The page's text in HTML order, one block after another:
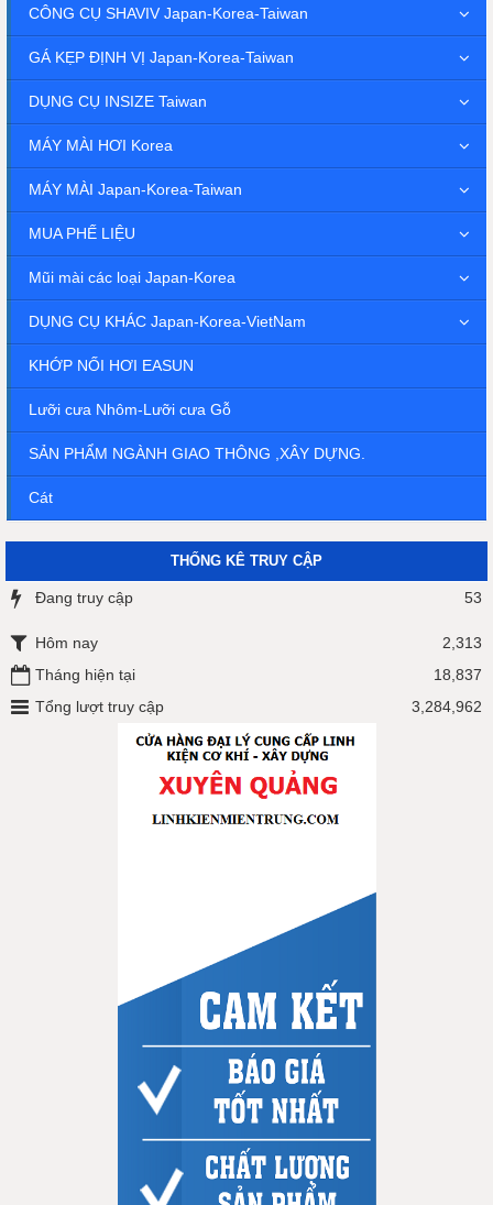
CÔNG CỤ SHAVIV Japan-Korea-Taiwan
GÁ KẸP ĐỊNH VỊ Japan-Korea-Taiwan
DỤNG CỤ INSIZE Taiwan
MÁY MÀI HƠI Korea
MÁY MÀI Japan-Korea-Taiwan
MUA PHẾ LIỆU
Mũi mài các loại Japan-Korea
DỤNG CỤ KHÁC Japan-Korea-VietNam
KHỚP NỐI HƠI EASUN
Lưỡi cưa Nhôm-Lưỡi cưa Gỗ
SẢN PHẨM NGÀNH GIAO THÔNG ,XÂY DỰNG.
Cát
THỐNG KÊ TRUY CẬP
Đang truy cập 53
Hôm nay
2,313
Tháng hiện tại
18,837
Tổng lượt truy cập
3,284,962